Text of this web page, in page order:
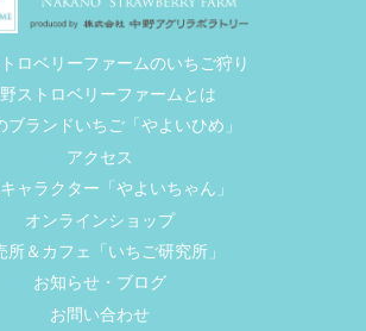
ロベリーファームのいちご狩り
ストロベリーファームとは
ブランドいちご「やよいひめ」
アクセス
ャラクター「やよいちゃん」
オンラインショップ
所＆カフェ「いちご研究所」
お知らせ・ブログ
お問い合わせ